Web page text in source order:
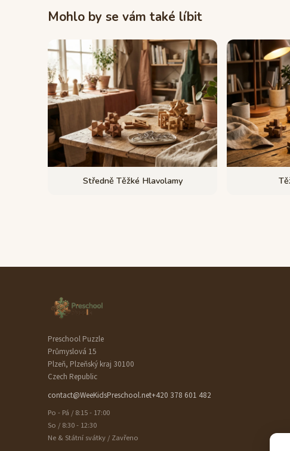
Mohlo by se vám také líbit
Středně Těžké Hlavolamy
Preschool Puzzle
Průmyslová 15
Plzeň, Plzeňský kraj 30100
Czech Republic
contact@WeeKidsPreschool.net+420 378 601 482
Po - Pá / 8:15 - 17:00
So / 8:30 - 12:30
Ne & Státní svátky / Zavřeno